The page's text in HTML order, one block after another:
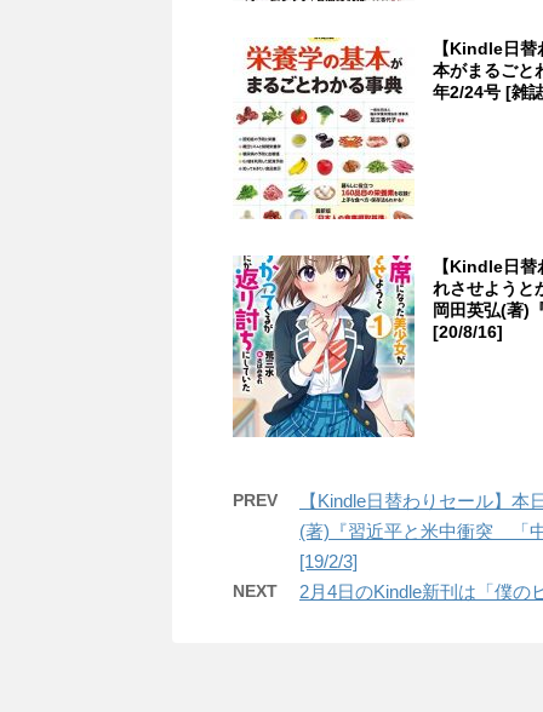
【Kindle日
本がまるごと
年2/24号 [雑
【Kindle日
れさせようと
岡田英弘(著)
[20/8/16]
PREV
【Kindle日替わりセール】
(著)『習近平と米中衝突 「
[19/2/3]
NEXT 2月4日のKindle新刊は「僕の